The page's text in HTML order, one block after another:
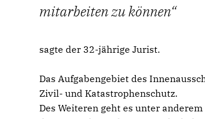
mitarbeiten zu können
sagte der 32-jährige Jurist.
Das Aufgabengebiet des
Zivil- und Katastrophenschutz.
Des Weiteren geht es unter